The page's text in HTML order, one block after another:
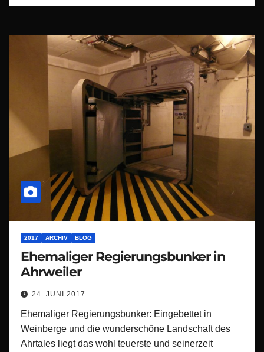
2017 ARCHIV BLOG
Ehemaliger Regierungsbunker in
Ahrweiler
24. JUNI 2017
Ehemaliger Regierungsbunker: Eingebettet in
Weinberge und die wunderschöne Landschaft des
Ahrtales liegt das wohl teuerste und seinerzeit